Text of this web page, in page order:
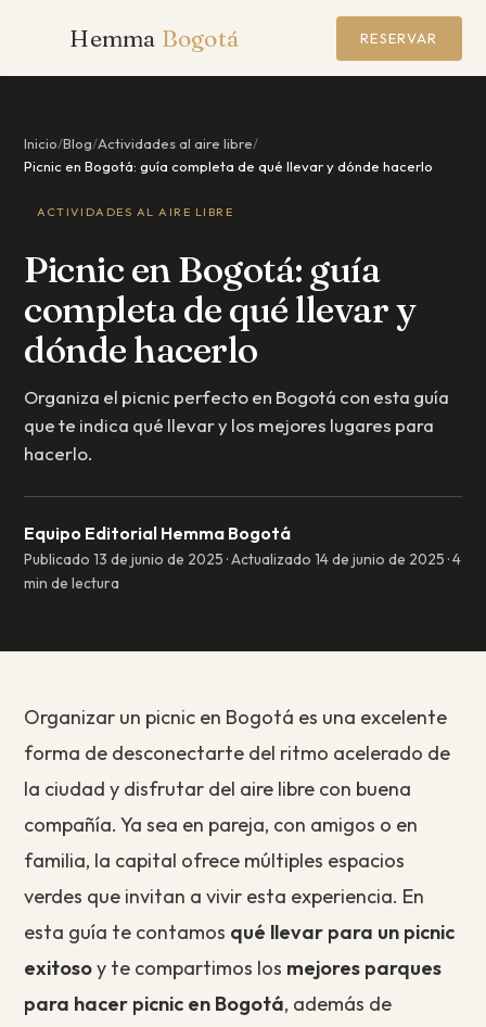
Hemma Bogotá RESERVAR
Inicio/Blog/Actividades al aire libre/
Picnic en Bogotá: guía completa de qué llevar y dónde hacerlo
ACTIVIDADES AL AIRE LIBRE
Picnic en Bogotá: guía
completa de qué llevar y
dónde hacerlo
Organiza el picnic perfecto en Bogotá con esta guía
que te indica qué llevar y los mejores lugares para
hacerlo.
Equipo Editorial Hemma Bogotá
Publicado 13 de junio de 2025 · Actualizado 14 de junio de 2025 · 4
min de lectura
Organizar un picnic en Bogotá es una excelente
forma de desconectarte del ritmo acelerado de
la ciudad y disfrutar del aire libre con buena
compañía. Ya sea en pareja, con amigos o en
familia, la capital ofrece múltiples espacios
verdes que invitan a vivir esta experiencia. En
esta guía te contamos qué llevar para un picnic
exitosoy te compartimos los mejores parques
para hacer picnic en Bogotá, además de